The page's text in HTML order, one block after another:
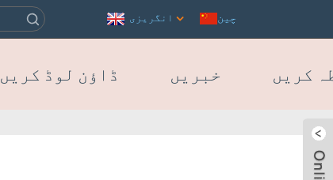
انگریزی چین
ڈاؤن لوڈ کریں خبریں کریں